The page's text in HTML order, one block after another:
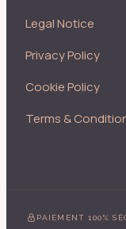
Legal Notice
Privacy Policy
Cookie Policy
Terms &
PAIEMENT 100%